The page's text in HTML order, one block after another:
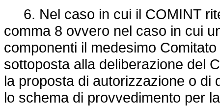
6. Nel caso in cui il COMINT
comma 8 ovvero nel caso in cui
componenti il medesimo
sottoposta alla deliberazione del
la proposta di autorizzazione o di
lo schema di provvedimento per